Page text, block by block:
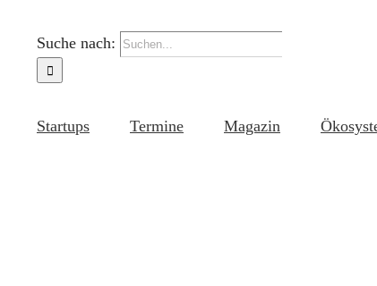
Suche nach:
Startups Termine Magazin